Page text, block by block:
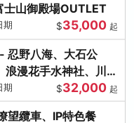
士山御殿場OUTLET
期 $35,000 起
忍野八海、大石公
漫花手水神社、川越
期 $32,000 起
望纜車、IP特色餐